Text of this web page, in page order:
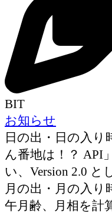
BIT
お知らせ
日の出・日の入り
ん番地は！？ API
い、Version 2.0
月の出・月の入り
午月齢、月相を計